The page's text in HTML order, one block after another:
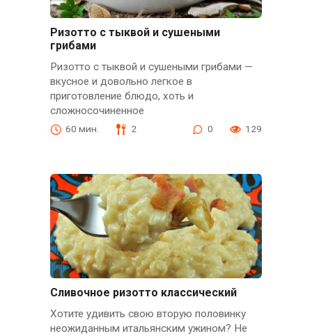
Ризотто с тыквой и сушеными
грибами
Ризотто с тыквой и сушеными грибами —
вкусное и довольно легкое в
приготовление блюдо, хоть и
сложносочиненное
60 мин. 2 0 129
Сливочное ризотто классический
Хотите удивить свою вторую половинку
неожиданным итальянским ужином? Не